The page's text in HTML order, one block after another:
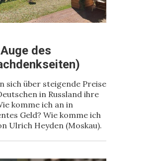
des
sich über steigende Preise
in Russland ihre
komme ich an in
Geld? Wie komme ich
Ulrich Heyden (Moskau).